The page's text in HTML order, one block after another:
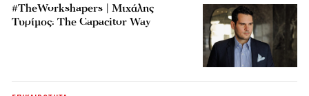
#TheWorkshapers | Μιχάλης
Τυρίμος: The Capacitor Way